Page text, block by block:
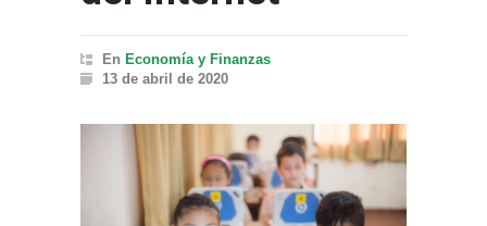
En Economía y Finanzas
13 de abril de 2020